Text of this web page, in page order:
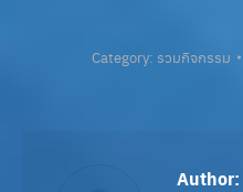
Category: รวมกิจกรรม
Author: